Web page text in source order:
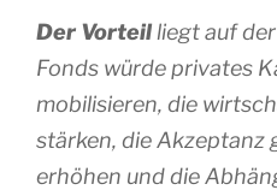
Der Vorteilliegt auf der
Fonds würde privates
mobilisieren, die
stärken, die Akzeptanz
erhöhen und die